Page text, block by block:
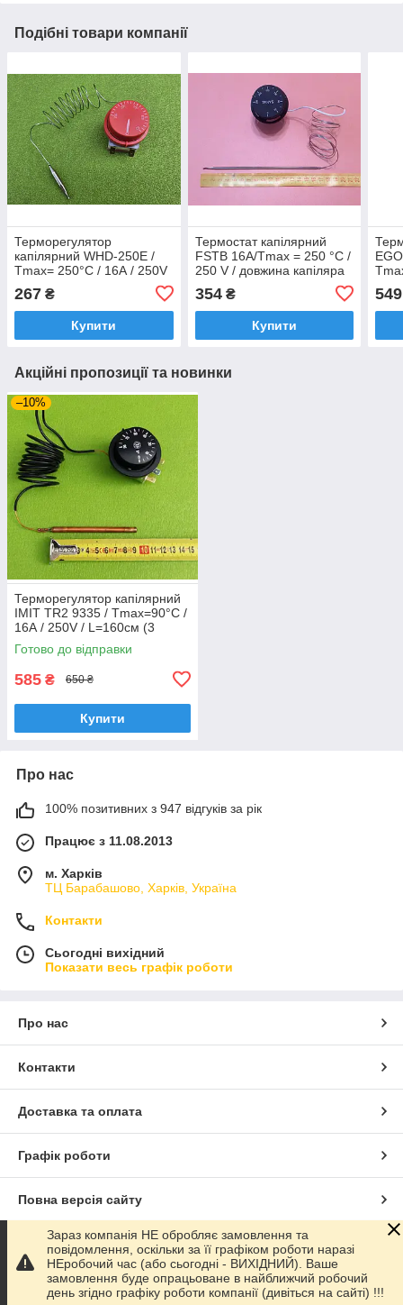
Подібні товари компанії
Терморегулятор
капілярний WHD-250E /
Tmax= 250°C / 16А / 250V
/ L=100см (на 2 контакти)
до електродуховок,
електроплит
267 ₴
Купити
Термостат капілярний
FSTB 16А/Tmax = 250 °C /
250 V / довжина капіляра
електродуховок
(Туреччина)
354₴
Купити
549
Акційні пропозиції та новинки
–10%
Терморегулятор капілярний
IMIT TR2 9335 / Tmax=90°C /
16А / 250V / L=160см (3
контакти) до електрокотлів
"TENKO"
Готово до відправки
585 ₴ 650 ₴
Купити
Про нас
100% позитивних з 947 відгуків за рік
Працює з 11.08.2013
м. Харків
ТЦ Барабашово, Харків, Україна
Контакти
Сьогодні вихідний
Показати весь графік роботи
Про нас
Контакти
Доставка та оплата
Графік роботи
Повна версія сайту
Сайт створено на маркетплейсіProm.ua
Політика конфіденційності
Зараз компанія НЕ обробляє замовлення та
повідомлення, оскільки за її графіком роботи наразі
НЕробочий час (або сьогодні - ВИХІДНИЙ). Ваше
замовлення буде опрацьоване в найближчий робочий
день згідно графіку роботи компанії (дивіться на сайті) !!!